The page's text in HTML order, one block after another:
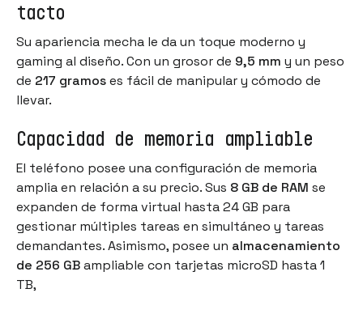
tacto
Su apariencia mecha le da un toque moderno y
gaming al diseño. Con un grosor de 9,5 mm y un peso
de 217 gramoses fácil de manipular y cómodo de
llevar.
Capacidad de memoria ampliable
El teléfono posee una configuración de memoria
amplia en relación a su precio. Sus 8 GB de RAM se
expanden de forma virtual hasta 24 GB para
gestionar múltiples tareas en simultáneo y tareas
demandantes. Asimismo, posee un almacenamiento
de 256 GBampliable con tarjetas microSD hasta 1
TB,